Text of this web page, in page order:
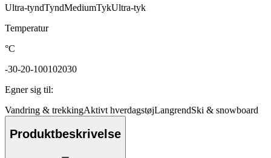
Ultra-tyndTyndMediumTykUltra-tyk
Temperatur
°C
-30-20-100102030
Egner sig til:
Vandring & trekkingAktivt hverdagstøjLangrendSki & snowboard
Produktbeskrivelse